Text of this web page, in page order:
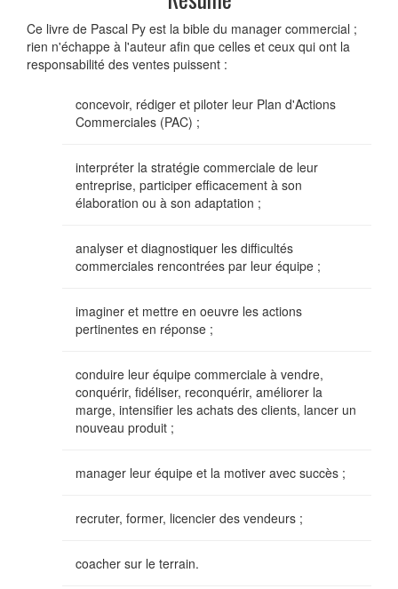
Ce livre de Pascal Py est la bible du manager commercial ;
rien n'échappe à l'auteur afin que celles et ceux qui ont la
responsabilité des ventes puissent :
concevoir, rédiger et piloter leur Plan d'Actions
Commerciales (PAC) ;
interpréter la stratégie commerciale de leur
entreprise, participer efficacement à son
élaboration ou à son adaptation ;
analyser et diagnostiquer les difficultés
commerciales rencontrées par leur équipe ;
imaginer et mettre en oeuvre les actions
pertinentes en réponse ;
conduire leur équipe commerciale à vendre,
conquérir, fidéliser, reconquérir, améliorer la
marge, intensifier les achats des clients, lancer un
nouveau produit ;
manager leur équipe et la motiver avec succès ;
recruter, former, licencier des vendeurs ;
coacher sur le terrain.